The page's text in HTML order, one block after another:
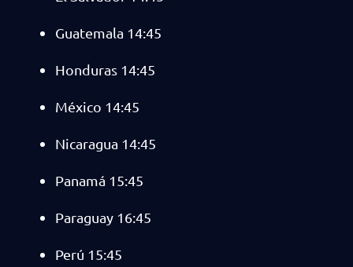
Guatemala 14:45
Honduras 14:45
México 14:45
Nicaragua 14:45
Panamá 15:45
Paraguay 16:45
Perú 15:45